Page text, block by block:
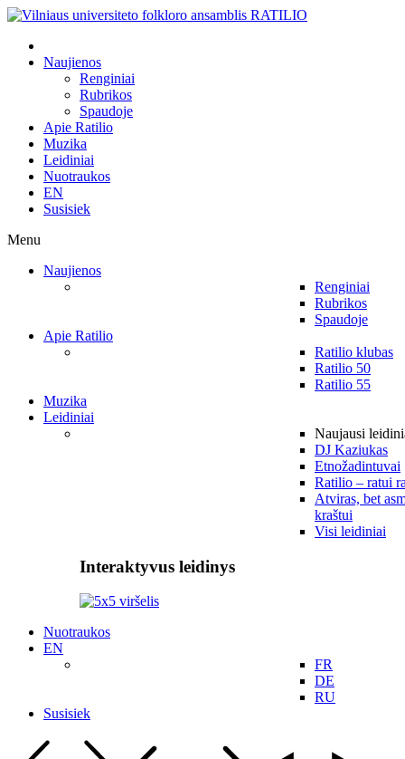
Naujienos
Renginiai
Rubrikos
Spaudoje
Apie Ratilio
Muzika
Leidiniai
Nuotraukos
EN
Susisiek
Menu
Naujienos
Renginiai
Rubrikos
Spaudoje
Apie Ratilio
Ratilio klubas
Ratilio 50
Ratilio 55
Muzika
Leidiniai
Naujausi
DJ Kaziukas
Etnožadintuvai
Ratilio – ratui
Atviras, bet
kraštui
Visi leidiniai
Interaktyvus leidinys
Nuotraukos
EN
FR
DE
RU
Susisiek